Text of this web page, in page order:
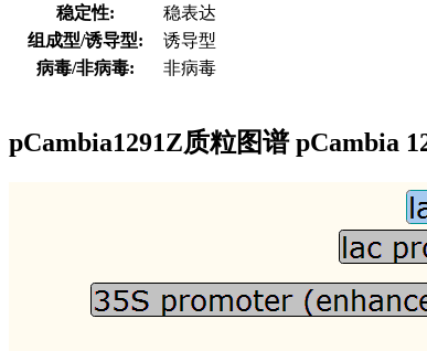
稳定性:
稳表达
组成型/诱导型:
诱导型
病毒/非病毒:
非病毒
pCambia1291Z质粒图谱 pCambia